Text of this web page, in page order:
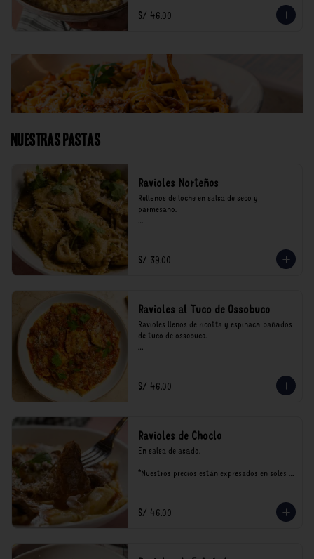
*Nuestros precios están expresados en soles e
S/ 46.00
Nuestras Pastas
Ravioles Norteños
Rellenos de loche en salsa de seco y
parmesano.
consumo.
S/ 39.00
Ravioles al Tuco de Ossobuco
Ravioles llenos de ricotta y espinaca bañados
de tuco de ossobuco.
consumo.
S/ 46.00
Ravioles de Choclo
En salsa de asado.
*Nuestros precios están expresados en soles e
S/ 46.00